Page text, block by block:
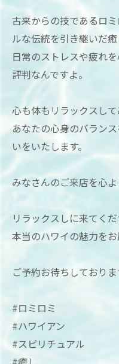
古来からの技であるロ
ルな伝統を引き継いだ癒
日常のストレスや疲れ
評判なんですよ。
心も体もリラックスし
あなたの心身のバラン
いをいたします。
みなさんのご来店を心
リラックスしに来てく
本当のハワイの魅力をお
ご予約お待ちしており
#ロミロミ
#ハワイアン
#スピリチュアル